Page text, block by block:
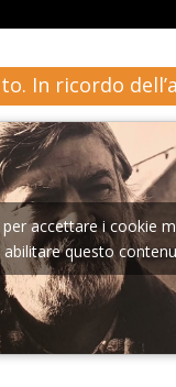
In ricordo
per accettare i cookie
abilitare questo